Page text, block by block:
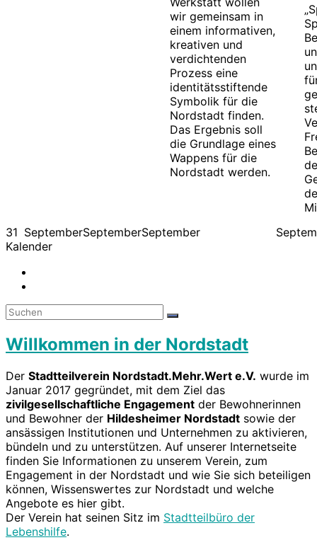
wir gemeinsam in
einem informativen,
kreativen und
verdichtenden
Prozess eine
identitätsstiftende
Symbolik für die
Nordstadt finden.
Das Ergebnis soll
die Grundlage eines
Wappens für die
Nordstadt werden.
31 SeptemberSeptemberSeptember
Kalender
Willkommen in der Nordstadt
Der Stadtteilverein Nordstadt.Mehr.Wert e.V. wurde im
Januar 2017 gegründet, mit dem Ziel das
zivilgesellschaftliche Engagement der Bewohnerinnen
und Bewohner der Hildesheimer Nordstadt sowie der
ansässigen Institutionen und Unternehmen zu aktivieren,
bündeln und zu unterstützen. Auf unserer Internetseite
finden Sie Informationen zu unserem Verein, zum
Engagement in der Nordstadt und wie Sie sich beteiligen
können, Wissenswertes zur Nordstadt und welche
Angebote es hier gibt.
Der Verein hat seinen Sitz im Stadtteilbüro der
Lebenshilfe.